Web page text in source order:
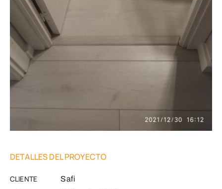
DETALLES DEL PROYECTO
CLIENTE Safi